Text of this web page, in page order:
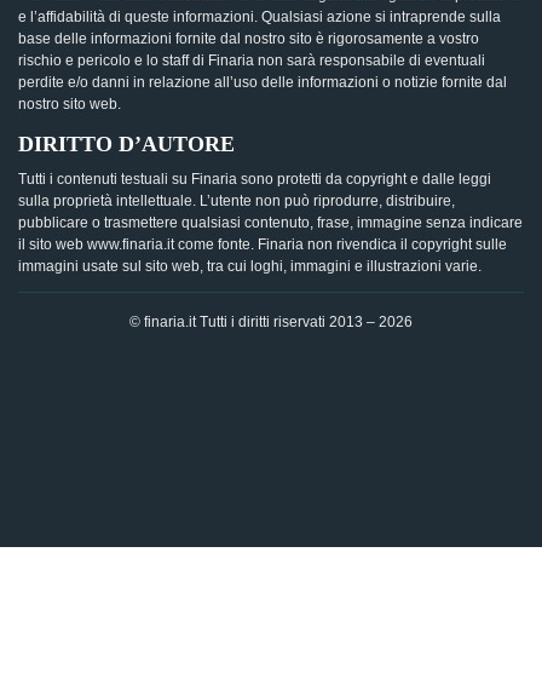
e l’affidabilità di queste informazioni. Qualsiasi azione si intraprende sulla
base delle informazioni fornite dal nostro sito è rigorosamente a vostro
rischio e pericolo e lo staff di Finaria non sarà responsabile di eventuali
perdite e/o danni in relazione all’uso delle informazioni o notizie fornite dal
nostro sito web.
DIRITTO D’AUTORE
Tutti i contenuti testuali su Finaria sono protetti da copyright e dalle leggi
sulla proprietà intellettuale. L’utente non può riprodurre, distribuire,
pubblicare o trasmettere qualsiasi contenuto, frase, immagine senza indicare
il sito web www.finaria.it come fonte. Finaria non rivendica il copyright sulle
immagini usate sul sito web, tra cui loghi, immagini e illustrazioni varie.
© finaria.it Tutti i diritti riservati 2013 – 2026